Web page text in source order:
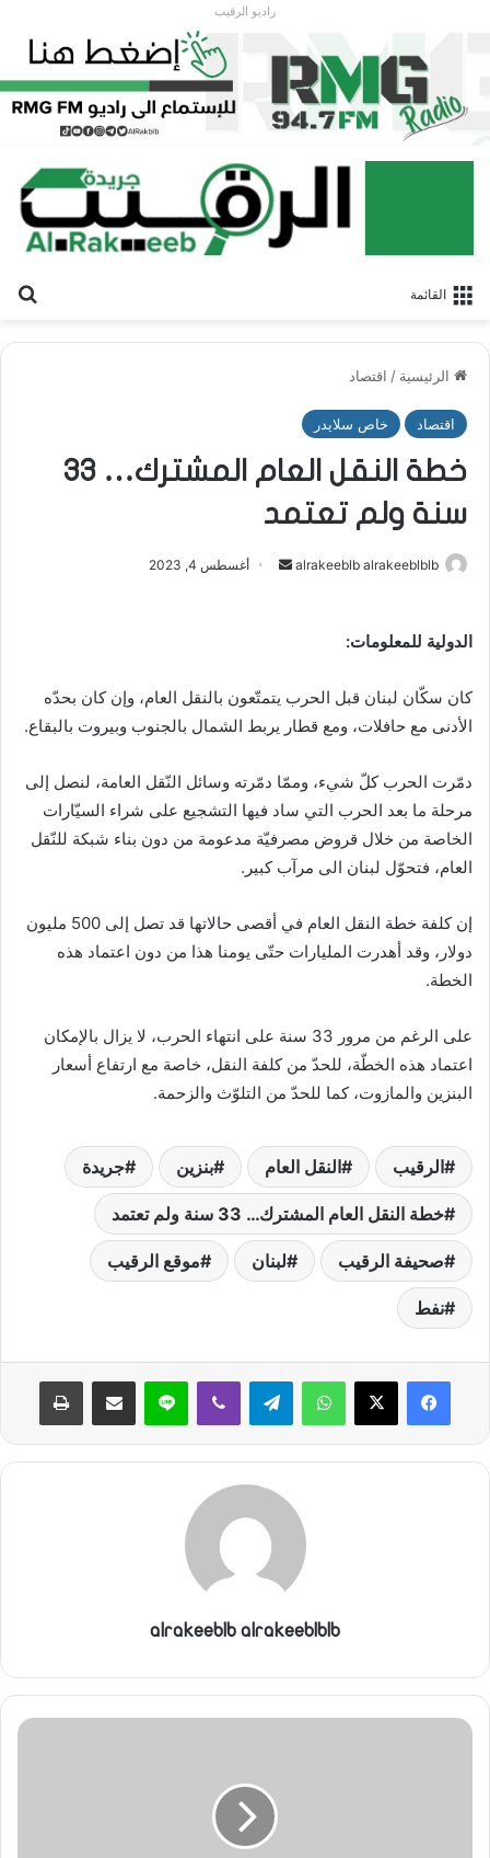
راديو الرقيب
القائمة
الرئيسية / اقتصاد
اقتصاد خاص سلايدر
خطة النقل العام المشترك… 33
سنة ولم تعتمد
alrakeeblb alrakeeblblb
ر
ي
ا
ك
و
ن
أغسطس 4, 2023
الدولية للمعلومات:
كان سكّان لبنان قبل الحرب يتمتّعون بالنقل العام، وإن كان بحدّه
الأدنى مع حافلات، ومع قطار يربط الشمال بالجنوب وبيروت بالبقاع.
دمّرت الحرب كلّ شيء، وممّا دمّرته وسائل النّقل العامة، لنصل إلى
مرحلة ما بعد الحرب التي ساد فيها التشجيع على شراء السيّارات
الخاصة من خلال قروض مصرفيّة مدعومة من دون بناء شبكة للنّقل
العام، فتحوّل لبنان الى مرآب كبير.
إن كلفة خطة النقل العام في أقصى حالاتها قد تصل إلى 500 مليون
دولار، وقد أهدرت المليارات حتّى يومنا هذا من دون اعتماد هذه
الخطة.
على الرغم من مرور 33 سنة على انتهاء الحرب، لا يزال بالإمكان
اعتماد هذه الخطّة، للحدّ من كلفة النقل، خاصة مع ارتفاع أسعار
البنزين والمازوت، كما للحدّ من التلوّث والزحمة.
الرقيب النقل العام بنزين جريدة
خطة النقل العام المشترك… 33 سنة ولم تعتمد
صحيفة الرقيب لبنان موقع الرقيب
نفط
واتساب لاين
alrakeeblb alrakeeblblb